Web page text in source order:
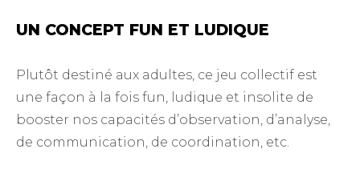
UN CONCEPT FUN ET LUDIQUE
Plutôt destiné aux adultes, ce jeu collectif est
une façon à la fois fun, ludique et insolite de
booster nos capacités d’observation, d’analyse,
de communication, de coordination, etc.